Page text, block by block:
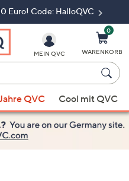
Euro! Code: HalloQVC
MEIN QVC
0
WARENKORB
QVC Cool mit QVC